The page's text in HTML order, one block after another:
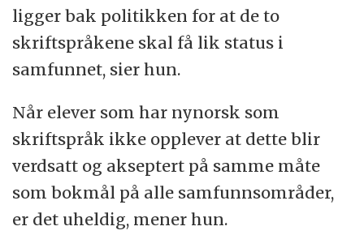
ligger bak politikken for at de to
skriftspråkene skal få lik status i
samfunnet, sier hun.
Når elever som har nynorsk som
skriftspråk ikke opplever at dette blir
verdsatt og akseptert på samme måte
som bokmål på alle samfunnsområder,
er det uheldig, mener hun.